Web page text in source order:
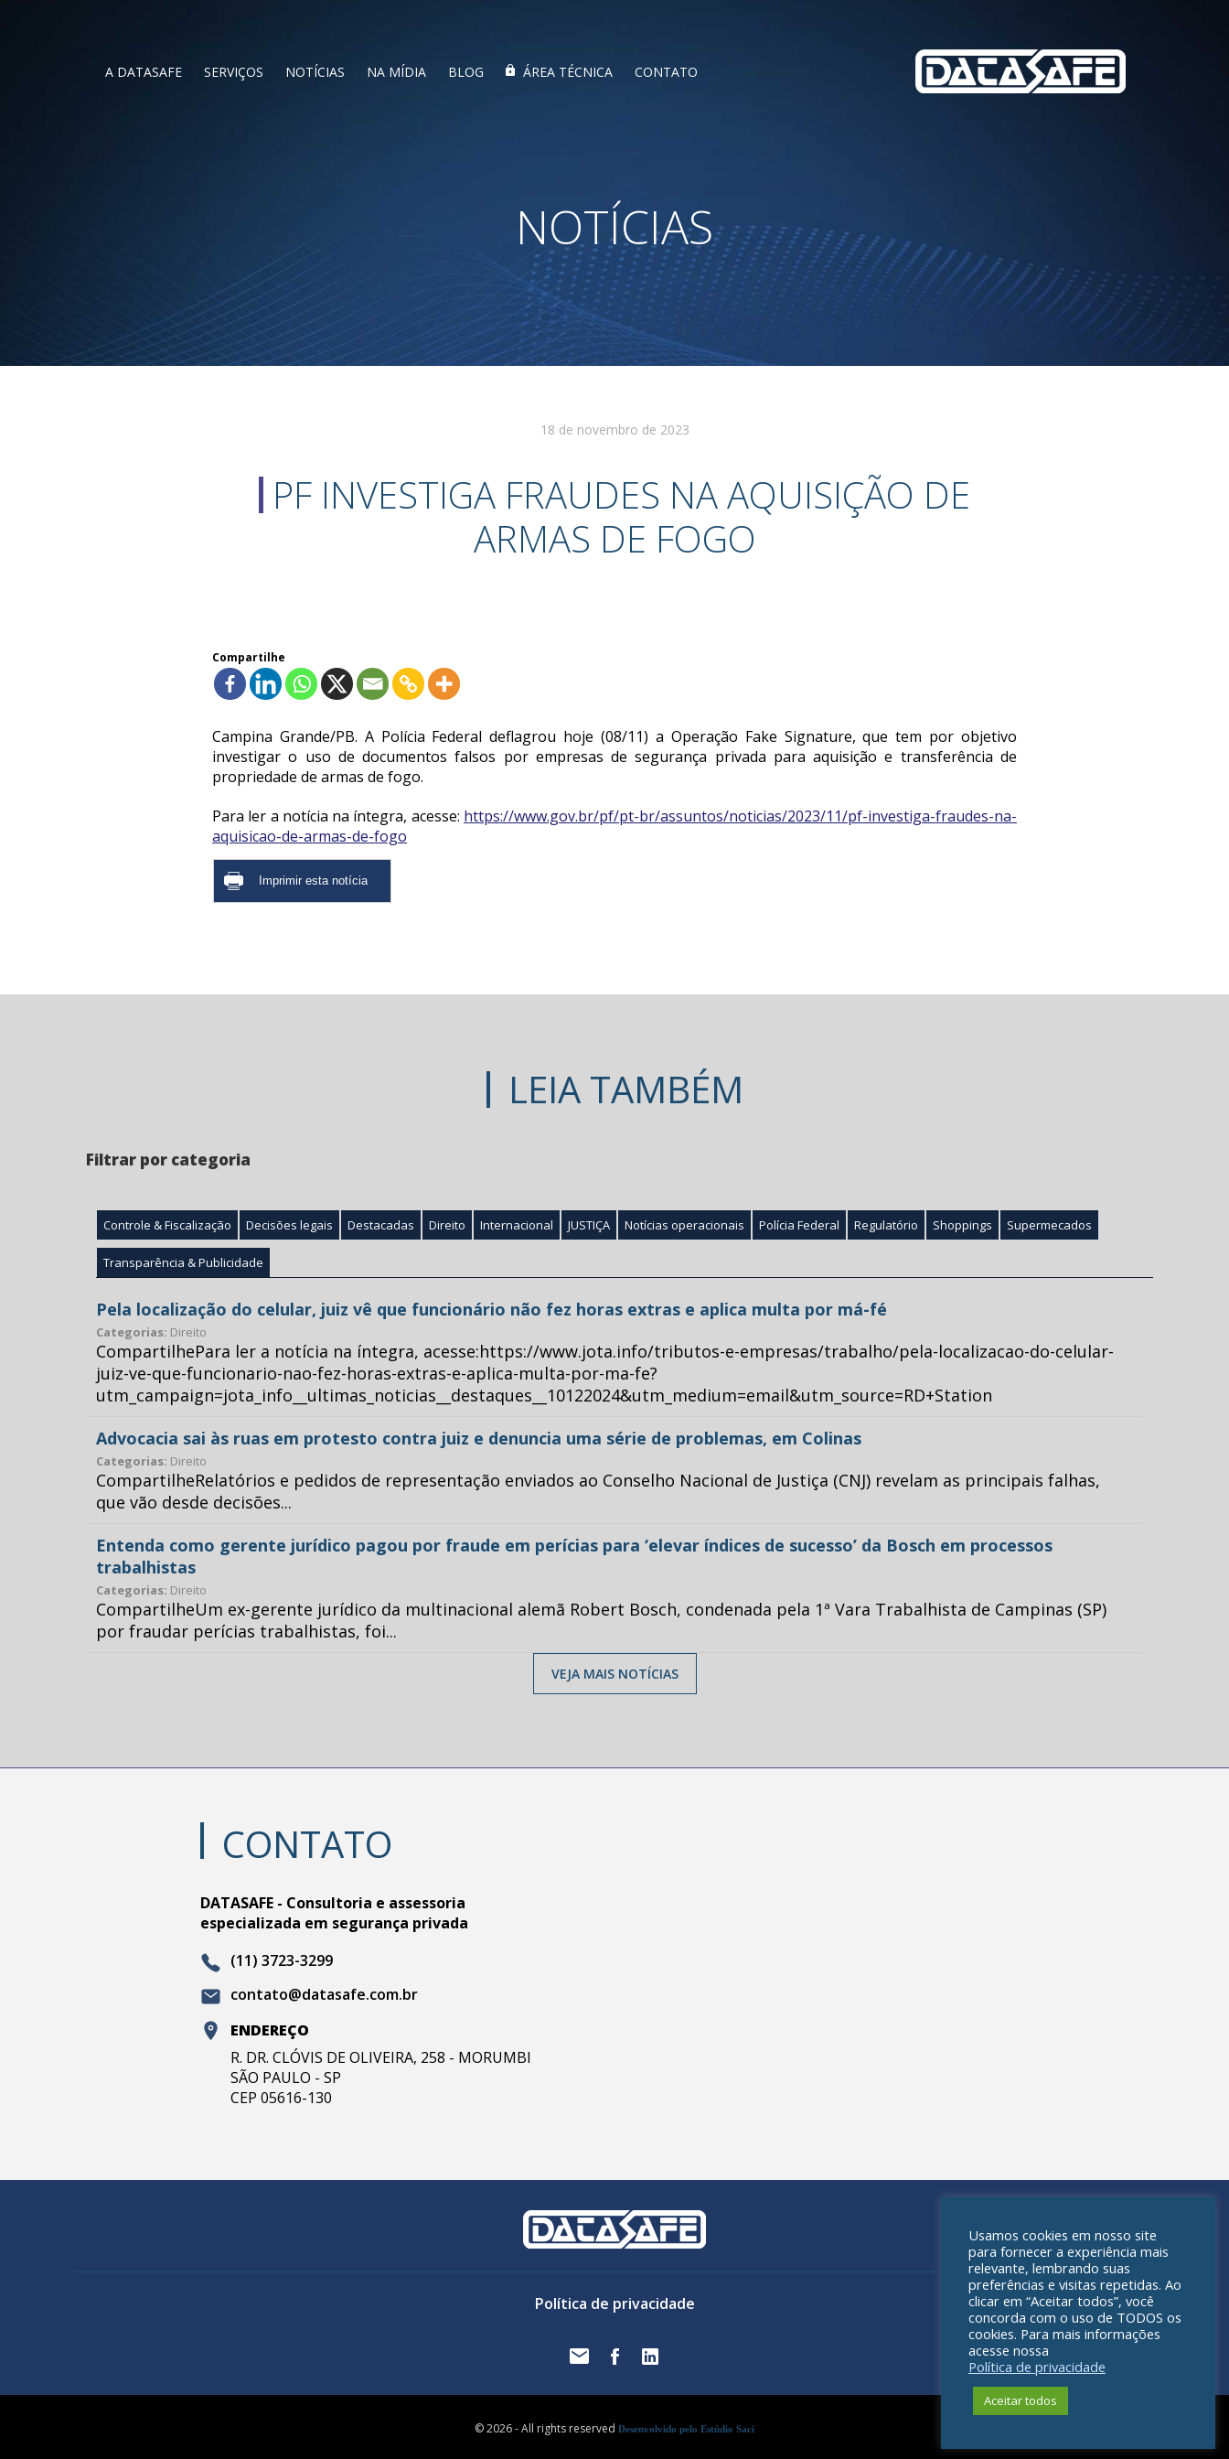
A DATASAFE SERVIÇOS NOTÍCIAS NA MÍDIA BLOG ÁREA TÉCNICA CONTATO
NOTÍCIAS
18 de novembro de 2023
PF INVESTIGA FRAUDES NA AQUISIÇÃO DE
ARMAS DE FOGO
Compartilhe
Campina Grande/PB. A Polícia Federal deflagrou hoje (08/11) a Operação Fake Signature, que tem por objetivo
investigar o uso de documentos falsos por empresas de segurança privada para aquisição e transferência de
propriedade de armas de fogo.
Para ler a notícia na íntegra, acesse: https://www.gov.br/pf/pt-br/assuntos/noticias/2023/11/pf-investiga-fraudes-na-
aquisicao-de-armas-de-fogo
LEIA TAMBÉM
Filtrar por categoria
Controle & Fiscalização Decisões legais Destacadas Direito Internacional JUSTIÇA Notícias operacionais Polícia Federal Regulatório Shoppings Supermecados
Transparência & Publicidade
Pela localização do celular, juiz vê que funcionário não fez horas extras e aplica multa por má-fé
Categorias: Direito
CompartilhePara ler a notícia na íntegra, acesse:https://www.jota.info/tributos-e-empresas/trabalho/pela-localizacao-do-celular-
juiz-ve-que-funcionario-nao-fez-horas-extras-e-aplica-multa-por-ma-fe?
utm_campaign=jota_info__ultimas_noticias__destaques__10122024&utm_medium=email&utm_source=RD+Station
Advocacia sai às ruas em protesto contra juiz e denuncia uma série de problemas, em Colinas
Categorias: Direito
CompartilheRelatórios e pedidos de representação enviados ao Conselho Nacional de Justiça (CNJ) revelam as principais falhas,
que vão desde decisões...
Entenda como gerente jurídico pagou por fraude em perícias para ‘elevar índices de sucesso’ da Bosch em processos
trabalhistas
Categorias: Direito
CompartilheUm ex-gerente jurídico da multinacional alemã Robert Bosch, condenada pela 1ª Vara Trabalhista de Campinas (SP)
por fraudar perícias trabalhistas, foi...
VEJA MAIS NOTÍCIAS
CONTATO
DATASAFE - Consultoria e assessoria
especializada em segurança privada
(11) 3723-3299
contato@datasafe.com.br
ENDEREÇO
R. DR. CLÓVIS DE OLIVEIRA, 258 - MORUMBI
SÃO PAULO - SP
CEP 05616-130
Política de privacidade
© 2026 - All rights reserved Desenvolvido pelo Estúdio Saci
Usamos cookies em nosso site
para fornecer a experiência mais
relevante, lembrando suas
preferências e visitas repetidas. Ao
clicar em “Aceitar todos”, você
concorda com o uso de TODOS os
cookies. Para mais informações
acesse nossa
Política de privacidade
Aceitar todos